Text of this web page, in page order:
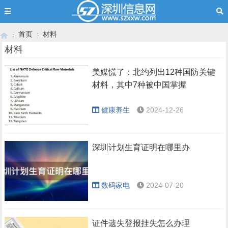
›
首页 材料
材料
美媒慌了：北约列出12种国防关键
材料，其中7种被中国掌握
健康养生 2024-12-26
深圳计划生育证明在哪里办
数码家电 2024-07-20
证件遗失登报挂失怎么办理